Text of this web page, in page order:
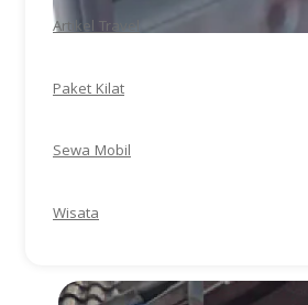
Artikel Travel
Paket Kilat
Sewa Mobil
Wisata